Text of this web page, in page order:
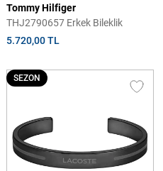
Tommy Hilfiger
THJ2790657 Erkek Bileklik
5.720,00 TL
SEZON